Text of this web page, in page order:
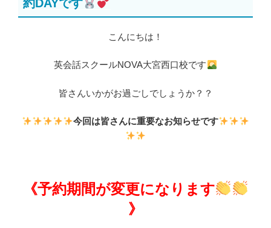
約DAYです
こんにちは！
英会話スクールNOVA大宮西口校です
皆さんいかがお過ごしでしょうか？？
今回は皆さんに重要なお知らせです
《予約期間が変更になります
》